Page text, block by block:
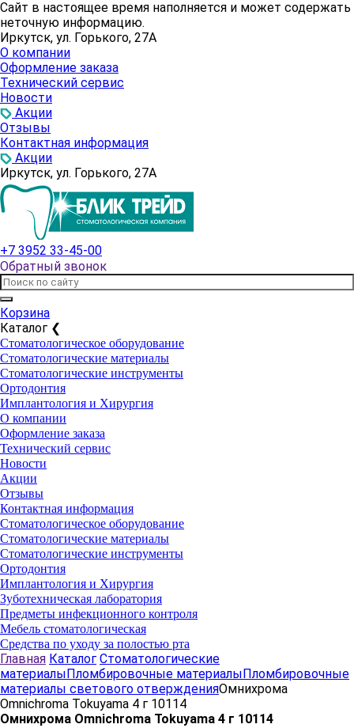
Сайт в настоящее время наполняется и может содержать
неточную информацию.
Иркутск, ул. Горького, 27А
О компании
Оформление заказа
Технический сервис
Новости
Акции
Отзывы
Контактная информация
Акции
Иркутск, ул. Горького, 27А
+7 3952 33-45-00
Обратный звонок
Корзина
Каталог ❮
Стоматологическое оборудование
Стоматологические материалы
Стоматологические инструменты
Ортодонтия
Имплантология и Хирургия
О компании
Оформление заказа
Технический сервис
Новости
Акции
Отзывы
Контактная информация
Стоматологическое оборудование
Стоматологические материалы
Стоматологические инструменты
Ортодонтия
Имплантология и Хирургия
Зуботехническая лаборатория
Предметы инфекционного контроля
Мебель стоматологическая
Средства по уходу за полостью рта
Главная Каталог Стоматологические
материалы Пломбировочные материалы Пломбировочные
материалы светового отвержденияОмнихрома
Omnichroma Tokuyama 4 г 10114
Омнихрома Omnichroma Tokuyama 4 г 10114